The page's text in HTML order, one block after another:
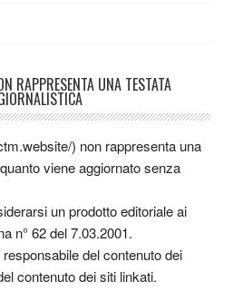
RAPPRESENTA UNA TESTATA
) non rappresenta una
viene aggiornato senza
un prodotto editoriale ai
n° 62 del 7.03.2001.
responsabile del contenuto dei
contenuto dei siti linkati.